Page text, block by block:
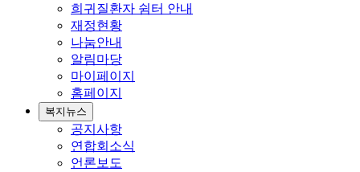
희귀질환자 쉼터 안내
재정현황
나눔안내
알림마당
마이페이지
홈페이지
복지뉴스
공지사항
연합회소식
언론보도